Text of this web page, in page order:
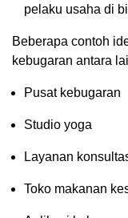
pelaku usaha di
Beberapa contoh
kebugaran antara
Pusat kebugaran
Studio yoga
Layanan
Toko makanan